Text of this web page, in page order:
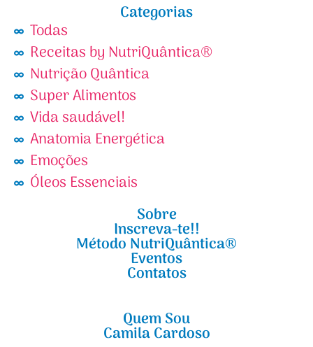
Categorias
Todas
Receitas by NutriQuântica®
Nutrição Quântica
Super Alimentos
Vida saudável!
Anatomia Energética
Emoções
Óleos Essenciais
Sobre
Inscreva-te!!
Método NutriQuântica®
Eventos
Contatos
Quem Sou
Camila Cardoso